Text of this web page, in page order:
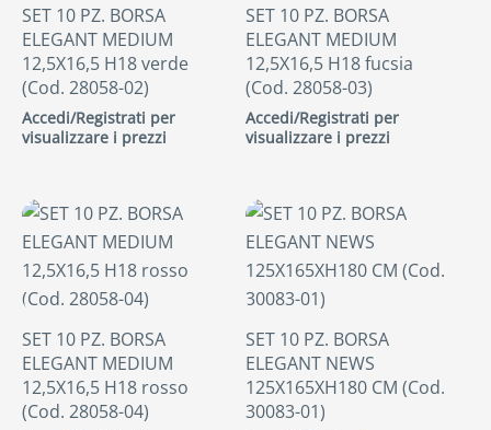
SET 10 PZ. BORSA
ELEGANT MEDIUM
12,5X16,5 H18 verde
(Cod. 28058-02)
Accedi/Registrati per
visualizzare i prezzi
SET 10 PZ. BORSA
ELEGANT MEDIUM
12,5X16,5 H18 fucsia
(Cod. 28058-03)
Accedi/Registrati per
visualizzare i prezzi
SET 10 PZ. BORSA
ELEGANT MEDIUM
12,5X16,5 H18 rosso
(Cod. 28058-04)
SET 10 PZ. BORSA
ELEGANT NEWS
125X165XH180 CM (Cod.
30083-01)